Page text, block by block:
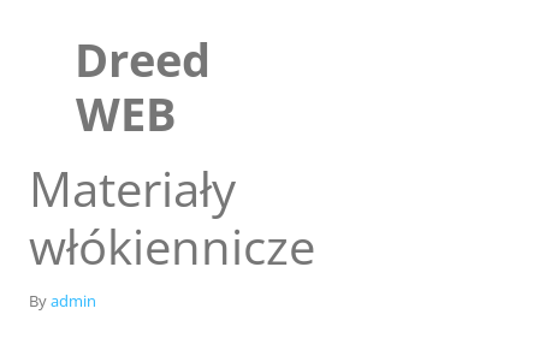
Dreed
WEB
Materiały
włókiennicze
Byadmin